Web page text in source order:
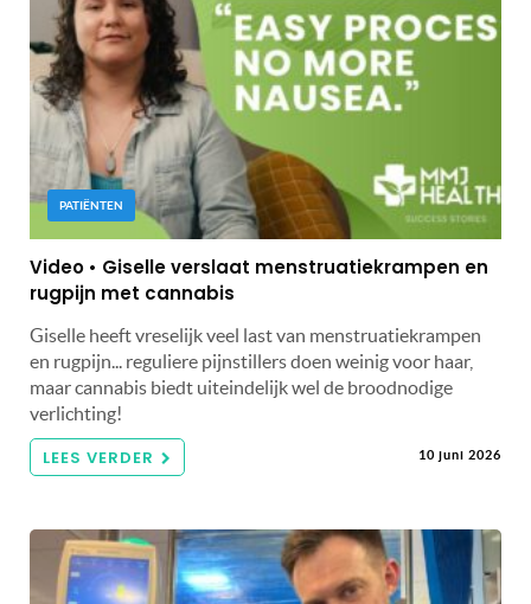
PATIËNTEN
Video • Giselle verslaat menstruatiekrampen en
rugpijn met cannabis
Giselle heeft vreselijk veel last van menstruatiekrampen
en rugpijn... reguliere pijnstillers doen weinig voor haar,
maar cannabis biedt uiteindelijk wel de broodnodige
verlichting!
LEES VERDER 10 juni 2026